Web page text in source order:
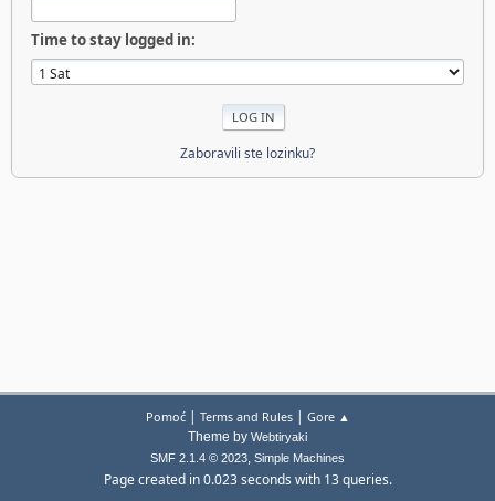
Time to stay logged in:
Zaboravili ste lozinku?
Pomoć| Terms and Rules| Gore ▲
Theme by Webtiryaki
SMF 2.1.4 © 2023, Simple Machines
Page created in 0.023 seconds with 13 queries.